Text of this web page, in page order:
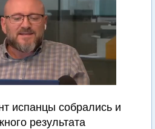
испанцы собрались и
результата